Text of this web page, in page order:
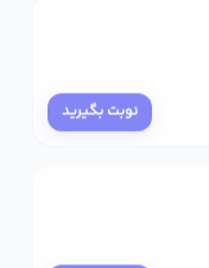
نوبت بگیرید